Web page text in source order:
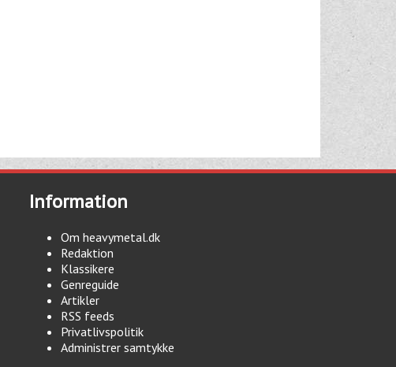
Information
Om heavymetal.dk
Redaktion
Klassikere
Genreguide
Artikler
RSS feeds
Privatlivspolitik
Administrer samtykke